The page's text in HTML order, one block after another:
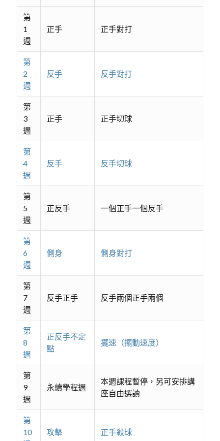
第
1
週
正手 正手對打
第
2
週
反手 反手對打
第
3
週
正手 正手切球
第
4
週
反手 反手切球
第
5
週
正反手 一個正手一個反手
第
6
週
側身 側身對打
第
7
週
反手正手 反手兩個正手兩個
第
8
週
正反手不定
點
擺速（擺動速度）
第
9
週
永續學程週
本週課程暫停，另可安排講
座自由選讀
第
10
攻擊 正手殺球